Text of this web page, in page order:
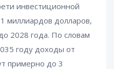
инвестиционной
миллиардов долларов,
2028 года. По словам
году доходы от
примерно до 3